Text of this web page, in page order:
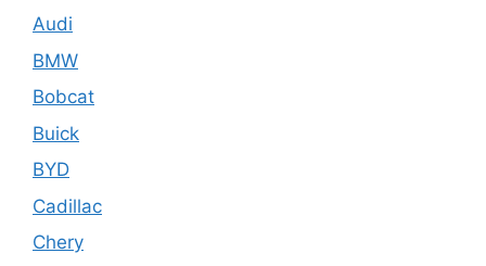
Audi
BMW
Bobcat
Buick
BYD
Cadillac
Chery